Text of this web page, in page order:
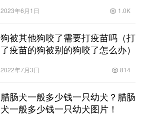
2023年6月1日 1.0K
狗被其他狗咬了需要打疫苗吗（打
了疫苗的狗被别的狗咬了怎么办）
2022年7月3日 814
腊肠犬一般多少钱一只幼犬？腊肠
犬一般多少钱一只幼犬图片！